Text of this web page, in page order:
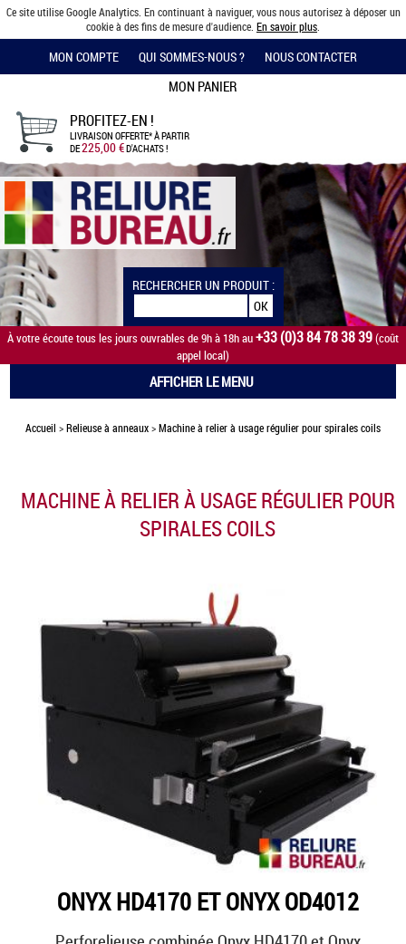
Ce site utilise Google Analytics. En continuant à naviguer, vous nous autorisez à déposer un
cookie à des fins de mesure d'audience. En savoir plus
MON COMPTE QUI SOMMES-NOUS ? NOUS CONTACTER
MON PANIER
PROFITEZ-EN !
LIVRAISON OFFERTE*À PARTIR
DE225,00 €D'ACHATS !
RECHERCHER UN PRODUIT :
À votre écoute tous les jours ouvrables de 9h à 18h au+33 (0)3 84 78 38 39(coût
appel local)
AFFICHER LE MENU
Accueil >Relieuse à anneaux>Machine à relier à usage régulier pour spirales coils
MACHINE À RELIER À USAGE RÉGULIER POUR
SPIRALES COILS
ONYX HD4170 ET ONYX OD4012